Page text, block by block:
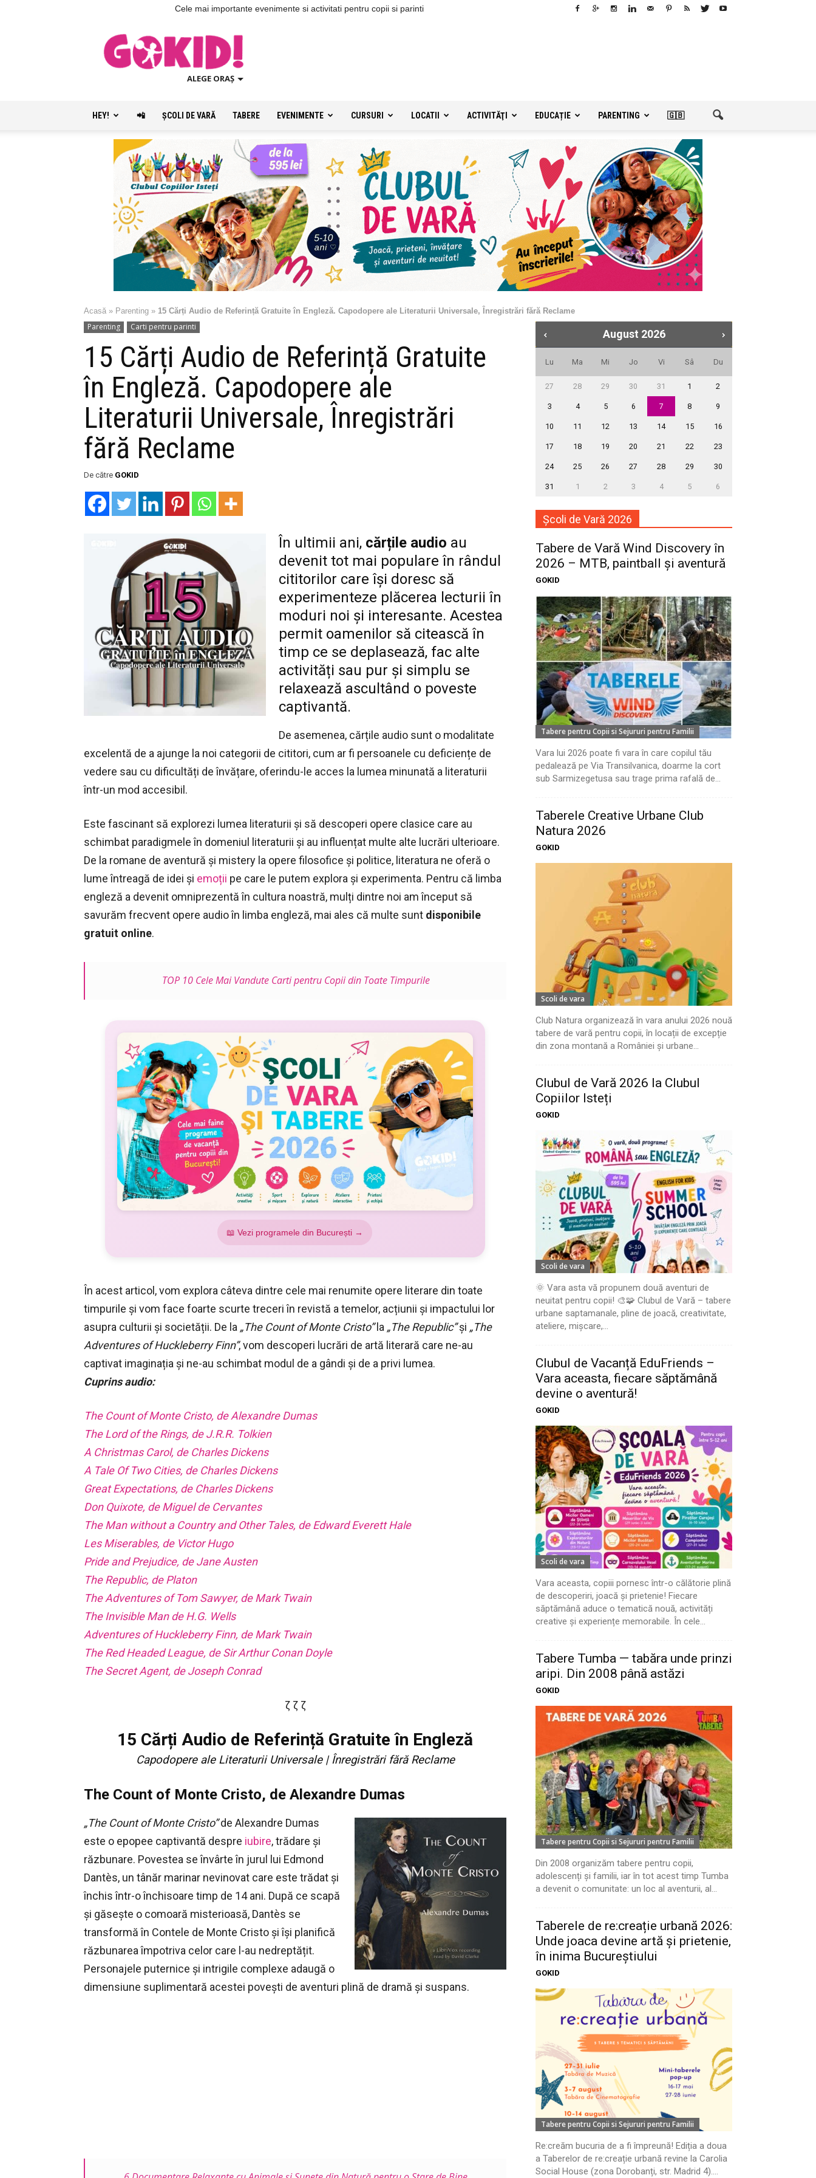
Cele mai importante evenimente si activitati pentru copii si parinti
ALEGE ORAȘ
HEY! 📲 ŞCOLI DE VARĂ TABERE EVENIMENTE CURSURI LOCATII ACTIVITĂŢI EDUCAȚIE PARENTING 🇬🇧
Acasă » Parenting » 15 Cărți Audio de Referință Gratuite în Engleză. Capodopere ale Literaturii Universale, Înregistrări fără Reclame
Parenting Carti pentru parinti
15 Cărți Audio de Referință Gratuite
în Engleză. Capodopere ale
Literaturii Universale, Înregistrări
fără Reclame
De către GOKID
În ultimii ani, cărțile audio au
devenit tot mai populare în rândul
cititorilor care își doresc să
experimenteze plăcerea lecturii în
moduri noi și interesante. Acestea
permit oamenilor să citească în
timp ce se deplasează, fac alte
activități sau pur și simplu se
relaxează ascultând o poveste
captivantă.
De asemenea, cărțile audio sunt o modalitate
excelentă de a ajunge la noi categorii de cititori, cum ar fi persoanele cu deficiențe de
vedere sau cu dificultăți de învățare, oferindu-le acces la lumea minunată a literaturii
într-un mod accesibil.
Este fascinant să explorezi lumea literaturii și să descoperi opere clasice care au
schimbat paradigmele în domeniul literaturii și au influențat multe alte lucrări ulterioare.
De la romane de aventură și mistery la opere filosofice și politice, literatura ne oferă o
lume întreagă de idei și emoții pe care le putem explora și experimenta. Pentru că limba
engleză a devenit omniprezentă în cultura noastră, mulți dintre noi am început să
savurăm frecvent opere audio în limba engleză, mai ales că multe sunt disponibile
gratuit online.
TOP 10 Cele Mai Vandute Carti pentru Copii din Toate Timpurile
📖 Vezi programele din București →
În acest articol, vom explora câteva dintre cele mai renumite opere literare din toate
timpurile și vom face foarte scurte treceri în revistă a temelor, acțiunii și impactului lor
asupra culturii și societății. De la „The Count of Monte Cristo”la „The Republic”și „The
Adventures of Huckleberry Finn”, vom descoperi lucrări de artă literară care ne-au
captivat imaginația și ne-au schimbat modul de a gândi și de a privi lumea.
Cuprins audio:
The Count of Monte Cristo, de Alexandre Dumas
The Lord of the Rings, de J.R.R. Tolkien
A Christmas Carol, de Charles Dickens
A Tale Of Two Cities, de Charles Dickens
Great Expectations, de Charles Dickens
Don Quixote, de Miguel de Cervantes
The Man without a Country and Other Tales, de Edward Everett Hale
Les Miserables, de Victor Hugo
Pride and Prejudice, de Jane Austen
The Republic, de Platon
The Adventures of Tom Sawyer, de Mark Twain
The Invisible Man de H.G. Wells
Adventures of Huckleberry Finn, de Mark Twain
The Red Headed League, de Sir Arthur Conan Doyle
The Secret Agent, de Joseph Conrad
ζ ζ ζ
15 Cărți Audio de Referință Gratuite în Engleză
Capodopere ale Literaturii Universale | Înregistrări fără Reclame
The Count of Monte Cristo, de Alexandre Dumas
„The Count of Monte Cristo”de Alexandre Dumas
este o epopee captivantă despre iubire, trădare și
răzbunare. Povestea se învârte în jurul lui Edmond
Dantès, un tânăr marinar nevinovat care este trădat și
închis într-o închisoare timp de 14 ani. După ce scapă
și găsește o comoară misterioasă, Dantès se
transformă în Contele de Monte Cristo și își planifică
răzbunarea împotriva celor care l-au nedreptățit.
Personajele puternice și intrigile complexe adaugă o
dimensiune suplimentară acestei povești de aventuri plină de dramă și suspans.
August 2026
Lu Ma Mi Jo Vi Sâ Du
27 28 29 30 31 1 2
3 4 5 6 7 8 9
10 11 12 13 14 15 16
17 18 19 20 21 22 23
24 25 26 27 28 29 30
31 1 2 3 4 5 6
Școli de Vară 2026
Tabere de Vară Wind Discovery în
2026 – MTB, paintball și aventură
GOKID
Tabere pentru Copii si Sejururi pentru Familii
Vara lui 2026 poate fi vara în care copilul tău
pedalează pe Via Transilvanica, doarme la cort
sub Sarmizegetusa sau trage prima rafală de...
Taberele Creative Urbane Club
Natura 2026
GOKID
Scoli de vara
Club Natura organizează în vara anului 2026 nouă
tabere de vară pentru copii, în locații de excepție
din zona montană a României și urbane...
Clubul de Vară 2026 la Clubul
Copiilor Isteți
GOKID
Scoli de vara
🌞 Vara asta vă propunem două aventuri de
neuitat pentru copii! 🎨🧩 Clubul de Vară – tabere
urbane saptamanale, pline de joacă, creativitate,
ateliere, mișcare,...
Clubul de Vacanță EduFriends –
Vara aceasta, fiecare săptămână
devine o aventură!
GOKID
Scoli de vara
Vara aceasta, copiii pornesc într-o călătorie plină
de descoperiri, joacă și prietenie! Fiecare
săptămână aduce o tematică nouă, activități
creative și experiențe memorabile. În cele...
Tabere Tumba — tabăra unde prinzi
aripi. Din 2008 până astăzi
GOKID
Tabere pentru Copii si Sejururi pentru Familii
Din 2008 organizăm tabere pentru copii,
adolescenți și familii, iar în tot acest timp Tumba
a devenit o comunitate: un loc al aventurii, al...
Taberele de re:creație urbană 2026:
Unde joaca devine artă și prietenie,
în inima Bucureștiului
GOKID
Tabere pentru Copii si Sejururi pentru Familii
Re:creăm bucuria de a fi împreună! Ediția a doua
a Taberelor de re:creație urbană revine la Carolia
Social House (zona Dorobanți, str. Madrid 4)....